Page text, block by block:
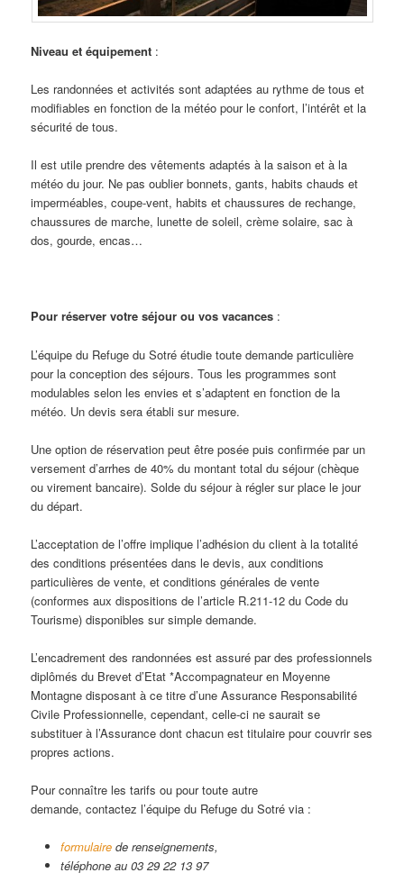
Niveau et équipement :
Les randonnées et activités sont adaptées au rythme de tous et
modifiables en fonction de la météo pour le confort, l’intérêt et la
sécurité de tous.
Il est utile prendre des vêtements adaptés à la saison et à la
météo du jour. Ne pas oublier bonnets, gants, habits chauds et
imperméables, coupe-vent, habits et chaussures de rechange,
chaussures de marche, lunette de soleil, crème solaire, sac à
dos, gourde, encas…
Pour réserver votre séjour ou vos vacances :
L’équipe du Refuge du Sotré étudie toute demande particulière
pour la conception des séjours. Tous les programmes sont
modulables selon les envies et s’adaptent en fonction de la
météo. Un devis sera établi sur mesure.
Une option de réservation peut être posée puis confirmée par un
versement d’arrhes de 40% du montant total du séjour (chèque
ou virement bancaire). Solde du séjour à régler sur place le jour
du départ.
L’acceptation de l’offre implique l’adhésion du client à la totalité
des conditions présentées dans le devis, aux conditions
particulières de vente, et conditions générales de vente
(conformes aux dispositions de l’article R.211-12 du Code du
Tourisme) disponibles sur simple demande.
L’encadrement des randonnées est assuré par des professionnels
diplômés du Brevet d’Etat *Accompagnateur en Moyenne
Montagne disposant à ce titre d’une Assurance Responsabilité
Civile Professionnelle, cependant, celle-ci ne saurait se
substituer à l’Assurance dont chacun est titulaire pour couvrir ses
propres actions.
Pour connaître les tarifs ou pour toute autre
demande, contactez l’équipe du Refuge du Sotré via :
formulairede renseignements,
téléphone au 03 29 22 13 97